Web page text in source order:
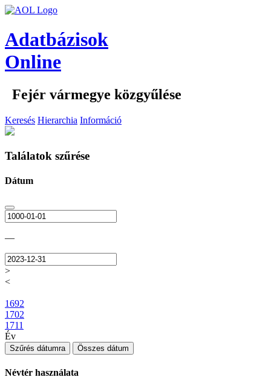
Adatbázisok
Online
Fejér vármegye közgyűlése
Keresés Hierarchia Információ
Találatok szűrése
Dátum
—
>
<
1692
1702
1711
Év
Szűrés dátumra Összes dátum
Névtér használata